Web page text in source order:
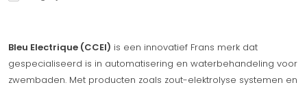
Bleu Electrique (CCEI) is een innovatief Frans merk dat
gespecialiseerd is in automatisering en waterbehandeling voor
zwembaden. Met producten zoals zout-elektrolyse systemen en